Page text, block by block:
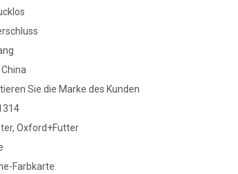
Sie die Marke des Kunden
Oxford+Futter
Farbkarte